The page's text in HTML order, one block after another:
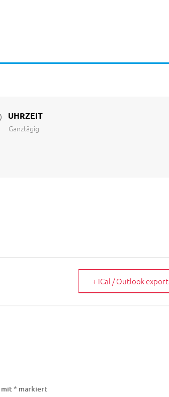
UHRZEIT
Ganztägig
+ iCal / Outlook export
mit* markiert